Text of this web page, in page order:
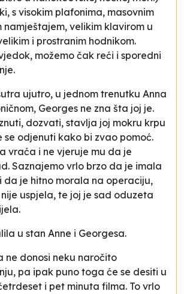
s visokim plafonima, masovnim
namještajem, velikim klavirom u
i prostranim hodnikom.
možemo čak reći i sporedni
ujutro, u jednom trenutku Anna
Georges ne zna šta joj je.
dozvati, stavlja joj mokru krpu
se odjenuti kako bi zvao pomoć.
vraća i ne vjeruje mu da je
Saznajemo vrlo brzo da je imala
da je hitno morala na operaciju,
uspjela, te joj je sad oduzeta
u stan Anne i Georgesa.
ne donosi neku naročito
pa ipak puno toga će se desiti u
i pet minuta filma. To vrlo